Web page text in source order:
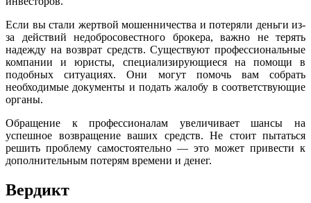
Если вы стали жертвой мошенничества и потеряли деньги из-
за действий недобросовестного брокера, важно не терять
надежду на возврат средств. Существуют профессиональные
компании и юристы, специализирующиеся на помощи в
подобных ситуациях. Они могут помочь вам собрать
необходимые документы и подать жалобу в соответствующие
органы.
Обращение к профессионалам увеличивает шансы на
успешное возвращение ваших средств. Не стоит пытаться
решить проблему самостоятельно — это может привести к
дополнительным потерям времени и денег.
Вердикт